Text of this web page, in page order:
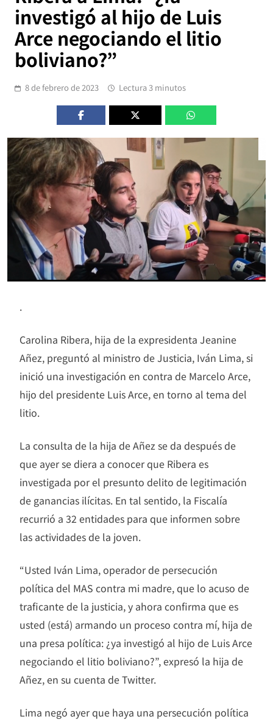
investigó al hijo de Luis
Arce negociando el litio
boliviano?”
8 de febrero de 2023 Lectura 3 minutos
.
Carolina Ribera, hija de la expresidenta Jeanine
Añez, preguntó al ministro de Justicia, Iván Lima, si
inició una investigación en contra de Marcelo Arce,
hijo del presidente Luis Arce, en torno al tema del
litio.
La consulta de la hija de Añez se da después de
que ayer se diera a conocer que Ribera es
investigada por el presunto delito de legitimación
de ganancias ilícitas. En tal sentido, la Fiscalía
recurrió a 32 entidades para que informen sobre
las actividades de la joven.
“Usted Iván Lima, operador de persecución
política del MAS contra mi madre, que lo acuso de
traficante de la justicia, y ahora confirma que es
usted (está) armando un proceso contra mí, hija de
una presa política: ¿ya investigó al hijo de Luis Arce
negociando el litio boliviano?”, expresó la hija de
Añez, en su cuenta de Twitter.
Lima negó ayer que haya una persecución política